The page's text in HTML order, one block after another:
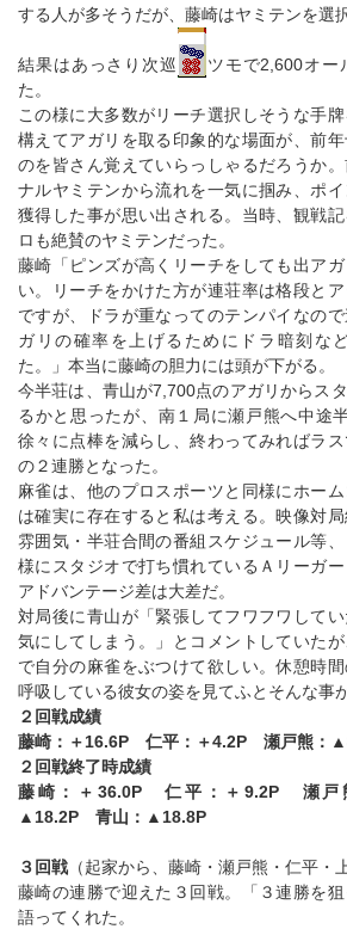
する人が多そうだが、藤崎はヤミテンを選
結果はあっさり次巡
ツモで2,600オー
た。
この様に大多数がリーチ選択しそうな手
構えてアガリを取る印象的な場面が、前
のを皆さん覚えていらっしゃるだろうか
ナルヤミテンから流れを一気に掴み、ポ
獲得した事が思い出される。当時、観戦
ロも絶賛のヤミテンだった。
藤崎「ピンズが高くリーチをしても出ア
い。リーチをかけた方が連荘率は格段と
ですが、ドラが重なってのテンパイなの
ガリの確率を上げるためにドラ暗刻な
た。」本当に藤崎の胆力には頭が下がる。
今半荘は、青山が7,700点のアガリからス
るかと思ったが、南１局に瀬戸熊へ中途
徐々に点棒を減らし、終わってみればラ
の２連勝となった。
麻雀は、他のプロスポーツと同様にホー
は確実に存在すると私は考える。映像対
雰囲気・半荘合間の番組スケジュール等
様にスタジオで打ち慣れているＡリーガ
アドバンテージ差は大差だ。
対局後に青山が「緊張してフワフワして
気にしてしまう。」とコメントしていた
で自分の麻雀をぶつけて欲しい。休憩時
呼吸している彼女の姿を見てふとそんな事
２回戦成績
藤崎：＋16.6P 仁平：＋4.2P 瀬戸熊：
２回戦終了時成績
藤崎：＋36.0P 仁平：＋9.2P 瀬
▲18.2P 青山：▲18.8P
３回戦 （起家から、藤崎・瀬戸熊・仁平・
藤崎の連勝で迎えた３回戦。「３連勝を
語ってくれた。